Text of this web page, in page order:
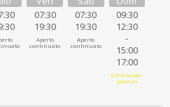
07:30
19:30
Aperto
continuato
07:30
19:30
Aperto
continuato
09:30
12:30
-
15:00
17:00
Chiuso per
pranzo